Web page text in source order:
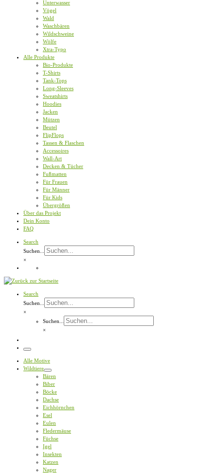
Unterwasser
Vögel
Wald
Waschbären
Wildschweine
Wölfe
Xtra-Typo
Alle Produkte
Bio-Produkte
T-Shirts
Tank-Tops
Long-Sleeves
Sweatshirts
Hoodies
Jacken
Mützen
Beutel
FlipFlops
Tassen & Flaschen
Accessoires
Wall-Art
Decken & Tücher
Fußmatten
Für Frauen
Für Männer
Für Kids
Übergrößen
Über das Projekt
Dein Konto
FAQ
Search
Suchen...
×
Search
Suchen...
×
Suchen...
×
Menü
Alle Motive
Wildtiere
Bären
Biber
Böcke
Dachse
Eichhörnchen
Esel
Eulen
Fledermäuse
Füchse
Igel
Insekten
Katzen
Nager